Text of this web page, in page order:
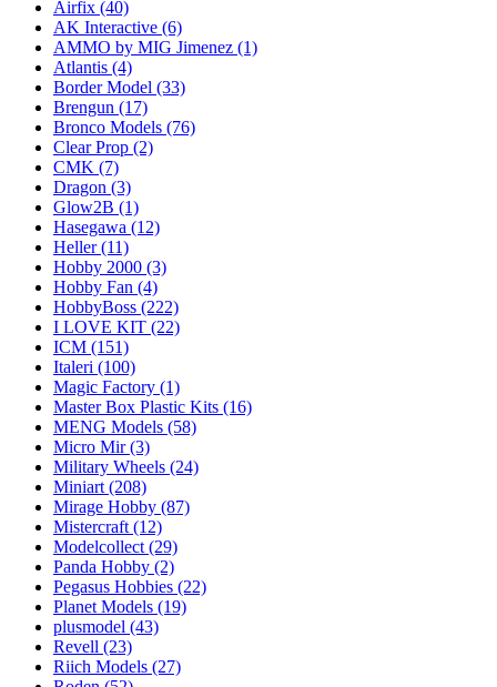
Airfix (40)
AK Interactive (6)
AMMO by MIG Jimenez (1)
Atlantis (4)
Border Model (33)
Brengun (17)
Bronco Models (76)
Clear Prop (2)
CMK (7)
Dragon (3)
Glow2B (1)
Hasegawa (12)
Heller(11)
Hobby 2000 (3)
Hobby Fan (4)
HobbyBoss (222)
I LOVE KIT (22)
ICM (151)
Italeri (100)
Magic Factory (1)
Master Box Plastic Kits (16)
MENG Models (58)
Micro Mir(3)
Military Wheels (24)
Miniart (208)
Mirage Hobby (87)
Mistercraft (12)
Modelcollect (29)
Panda Hobby (2)
Pegasus Hobbies (22)
Planet Models (19)
plusmodel (43)
Revell (23)
Riich Models (27)